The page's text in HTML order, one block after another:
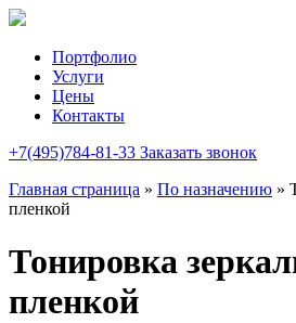
Портфолио
Услуги
Цены
Контакты
+7(495)784-81-33 Заказать звонок
Главная страница » По назначению »
пленкой
Тонировка
пленкой